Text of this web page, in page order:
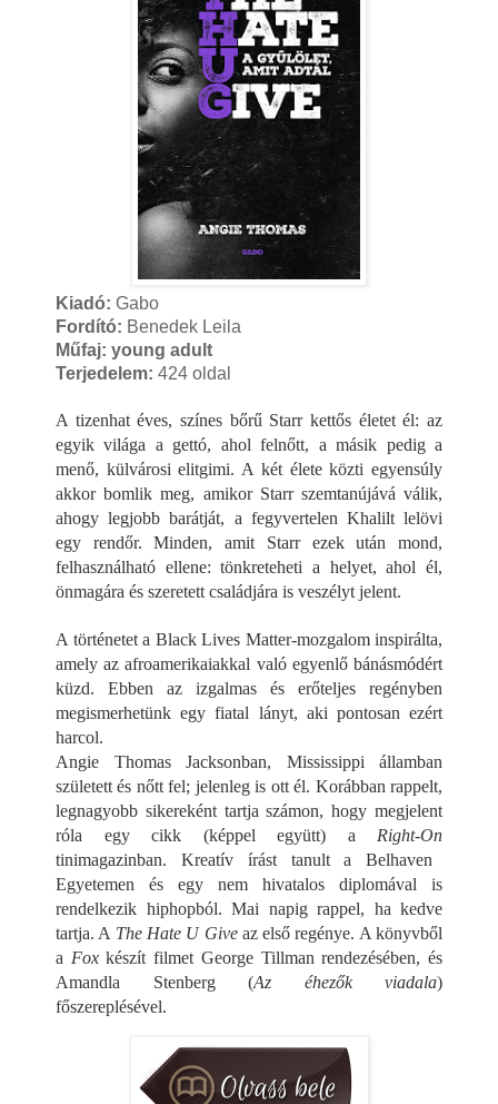
Kiadó: Gabo
Fordító: Benedek Leila
Műfaj: young adult
Terjedelem: 424 oldal
A tizenhat éves, színes bőrű Starr kettős életet él: az
egyik világa a gettó, ahol felnőtt, a másik pedig a
menő, külvárosi elitgimi. A két élete közti egyensúly
akkor bomlik meg, amikor Starr szemtanújává válik,
ahogy legjobb barátját, a fegyvertelen Khalilt lelövi
egy rendőr. Minden, amit Starr ezek után mond,
felhasználható ellene: tönkreteheti a helyet, ahol él,
önmagára és szeretett családjára is veszélyt jelent.
A történetet a Black Lives Matter-mozgalom inspirálta,
amely az afroamerikaiakkal való egyenlő bánásmódért
küzd. Ebben az izgalmas és erőteljes regényben
megismerhetünk egy fiatal lányt, aki pontosan ezért
harcol.
Angie Thomas Jacksonban, Mississippi államban
született és nőtt fel; jelenleg is ott él. Korábban rappelt,
legnagyobb sikereként tartja számon, hogy megjelent
róla egy cikk (képpel együtt) a Right-On
tinimagazinban. Kreatív írást tanult a Belhaven
Egyetemen és egy nem hivatalos diplomával is
rendelkezik hiphopból. Mai napig rappel, ha kedve
tartja. A The Hate U Giveaz első regénye. A könyvből
a Foxkészít filmet George Tillman rendezésében, és
Amandla Stenberg (Az éhezők viadala)
főszereplésével.